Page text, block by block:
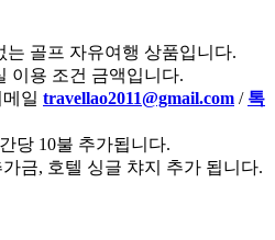
는 골프 자유여행 상품입니다.
이용 조건 금액입니다.
일 travellao2011@gmail.com / 톡
당 10불 추가됩니다.
금, 호텔 싱글 챠지 추가 됩니다.